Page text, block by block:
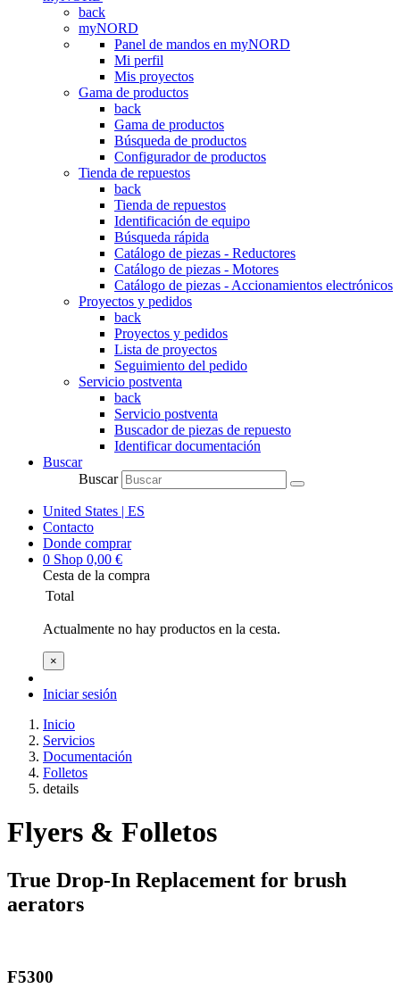
back
myNORD
Panel de mandos en myNORD
Mi perfil
Mis proyectos
Gama de productos
back
Gama de productos
Búsqueda de productos
Configurador de productos
Tienda de repuestos
back
Tienda de repuestos
Identificación de equipo
Búsqueda rápida
Catálogo de piezas - Reductores
Catálogo de piezas - Motores
Catálogo de piezas - Accionamientos electrónicos
Proyectos y pedidos
back
Proyectos y pedidos
Lista de proyectos
Seguimiento del pedido
Servicio postventa
back
Servicio postventa
Buscador de piezas de repuesto
Identificar documentación
Buscar
Buscar
United States | ES
Contacto
Donde comprar
0 Shop 0,00 €
Cesta de la compra
Total
Actualmente no hay productos en la cesta.
×
Iniciar sesión
Inicio
Servicios
Documentación
Folletos
details
Flyers & Folletos
True Drop-In Replacement for brush
aerators
F5300